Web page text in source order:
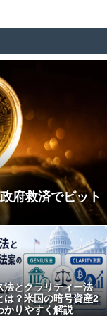
府救済でビット
法とクラリティー法
は？米国の暗号資産2
かりやすく解説